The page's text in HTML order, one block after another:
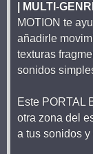
| MULTI-
MOTION te
añadirle
texturas
sonidos
Este PORTAL
otra zona del
a tus sonidos